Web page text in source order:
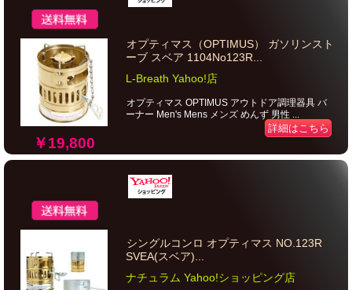
￥19,800
オプティマス（OPTIMUS） ガソリンスト
ーブ スベア 1104No123R...
L-Breath Yahoo!店
オプティマス OPTIMUS アウトドア調理器具 バ
ーナー Men's Mens メンズ めんず 男性 ...
詳細はこちら
シングルコンロ オプティマス NO.123R
SVEA(スベア)...
ナチュラム Yahoo!ショッピング店